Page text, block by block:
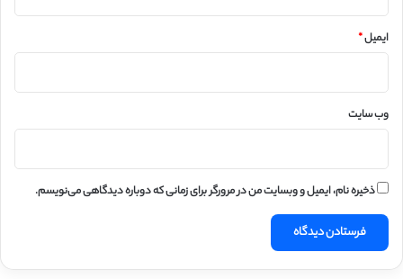
ایمیل*
وب‌ سایت
ذخیره نام، ایمیل و وبسایت من در مرورگر برای زمانی که دوباره دیدگاهی می‌نویسم.